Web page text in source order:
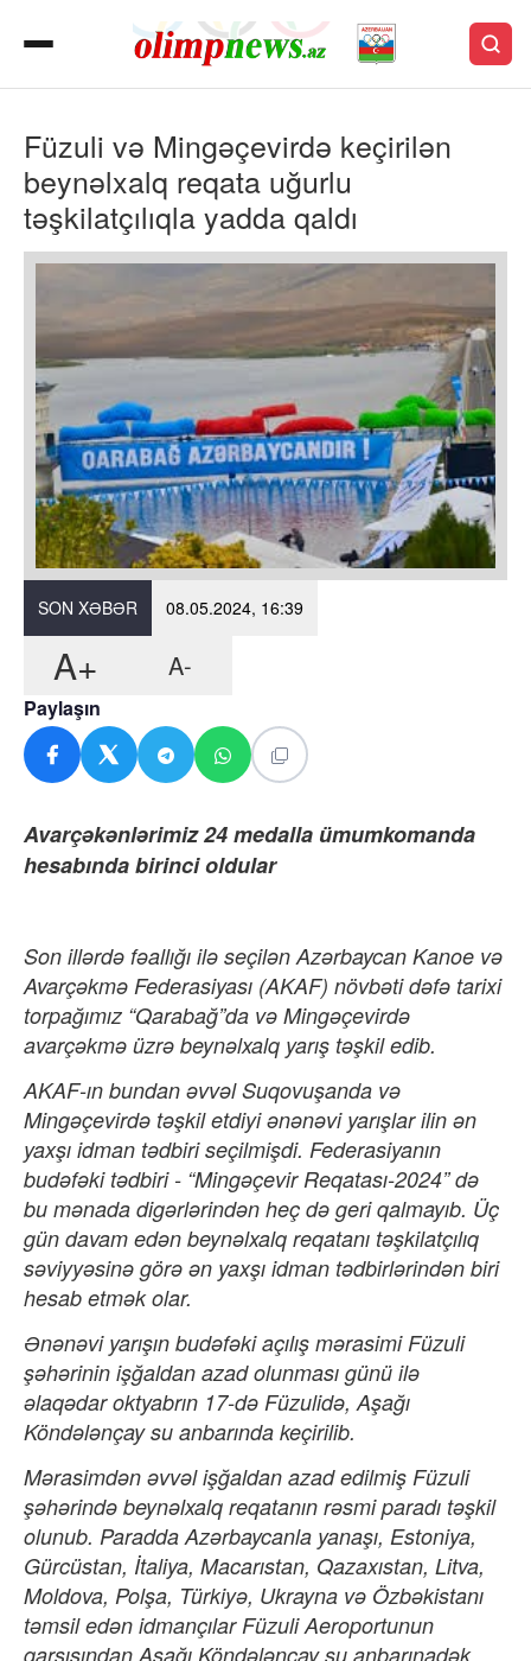
Füzuli və Mingəçevirdə keçirilən
beynəlxalq reqata uğurlu
təşkilatçılıqla yadda qaldı
SON XƏBƏR 08.05.2024, 16:39
A+ A-
Paylaşın
Avarçəkənlərimiz 24 medalla ümumkomanda
hesabında birinci oldular
Son illərdə fəallığı ilə seçilən Azərbaycan Kanoe və
Avarçəkmə Federasiyası (AKAF) növbəti dəfə tarixi
torpağımız “Qarabağ”da və Mingəçevirdə
avarçəkmə üzrə beynəlxalq yarış təşkil edib.
AKAF-ın bundan əvvəl Suqovuşanda və
Mingəçevirdə təşkil etdiyi ənənəvi yarışlar ilin ən
yaxşı idman tədbiri seçilmişdi. Federasiyanın
budəfəki tədbiri - “Mingəçevir Reqatası-2024” də
bu mənada digərlərindən heç də geri qalmayıb. Üç
gün davam edən beynəlxalq reqatanı təşkilatçılıq
səviyyəsinə görə ən yaxşı idman tədbirlərindən biri
hesab etmək olar.
Ənənəvi yarışın budəfəki açılış mərasimi Füzuli
şəhərinin işğaldan azad olunması günü ilə
əlaqədar oktyabrın 17-də Füzulidə, Aşağı
Köndələnçay su anbarında keçirilib.
Mərasimdən əvvəl işğaldan azad edilmiş Füzuli
şəhərində beynəlxalq reqatanın rəsmi paradı təşkil
olunub. Paradda Azərbaycanla yanaşı, Estoniya,
Gürcüstan, İtaliya, Macarıstan, Qazaxıstan, Litva,
Moldova, Polşa, Türkiyə, Ukrayna və Özbəkistanı
təmsil edən idmançılar Füzuli Aeroportunun
qarşısından Aşağı Köndələnçay su anbarınadək